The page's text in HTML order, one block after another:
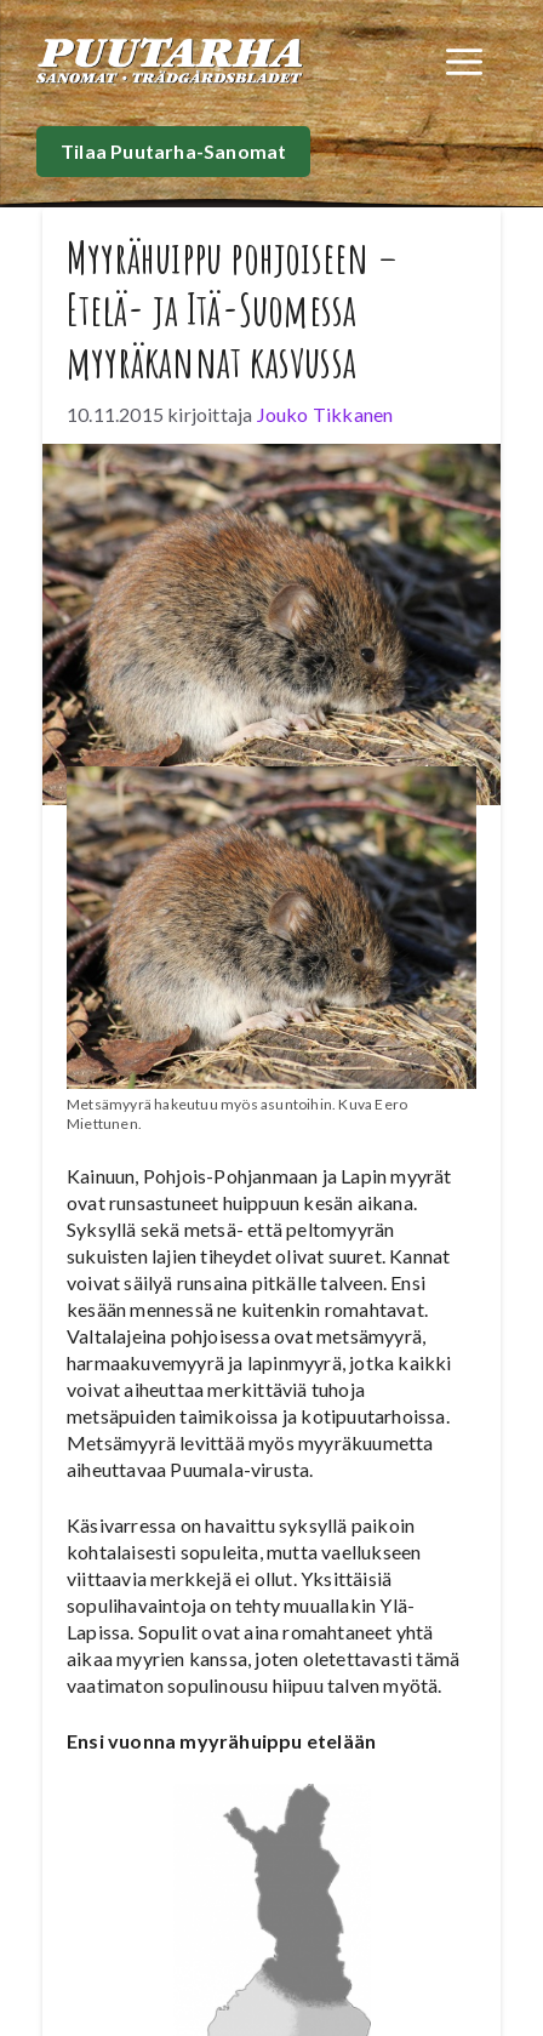
Siirry
sisältöön
Tilaa Puutarha-Sanomat
Myyrähuippu pohjoiseen –
Etelä- ja Itä-Suomessa
myyräkannat kasvussa
10.11.2015 kirjoittaja Jouko Tikkanen
Luonnonvarakeskuksen (Luke) tutkimusten
mukaan Pohjois-Suomessa on myyrähuippu
laajalla alueella. Keski- ja Länsi-Suomessa
myyräkannat ovat alhaiset tai romahtamassa,
kun taas Etelä- ja Itä-Suomessa kannat ovat
kasvussa. Metsäpuiden taimituhoriski on suuri
alkavana talvena alueilla, joilla on runsaasti
myyriä. Myyräkannan runsaudella on merkitystä
myös omenatarhoihin ja taimistoihin, joilla on
varauduttu myyrätuhoihin tiheäsilmäisten
verkkojen avulla.
Metsämyyrä hakeutuu myös asuntoihin. Kuva Eero
Miettunen.
Kainuun, Pohjois-Pohjanmaan ja Lapin myyrät
ovat runsastuneet huippuun kesän aikana.
Syksyllä sekä metsä- että peltomyyrän
sukuisten lajien tiheydet olivat suuret. Kannat
voivat säilyä runsaina pitkälle talveen. Ensi
kesään mennessä ne kuitenkin romahtavat.
Valtalajeina pohjoisessa ovat metsämyyrä,
harmaakuvemyyrä ja lapinmyyrä, jotka kaikki
voivat aiheuttaa merkittäviä tuhoja
metsäpuiden taimikoissa ja kotipuutarhoissa.
Metsämyyrä levittää myös myyräkuumetta
aiheuttavaa Puumala-virusta.
Käsivarressa on havaittu syksyllä paikoin
kohtalaisesti sopuleita, mutta vaellukseen
viittaavia merkkejä ei ollut. Yksittäisiä
sopulihavaintoja on tehty muuallakin Ylä-
Lapissa. Sopulit ovat aina romahtaneet yhtä
aikaa myyrien kanssa, joten oletettavasti tämä
vaatimaton sopulinousu hiipuu talven myötä.
Ensi vuonna myyrähuippu etelään